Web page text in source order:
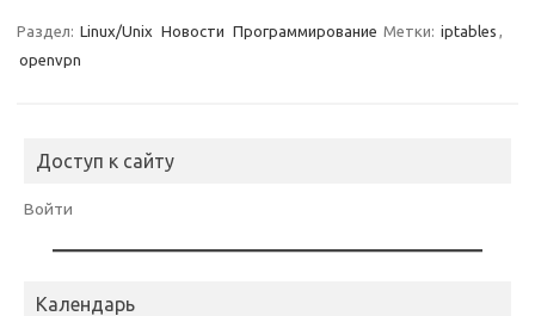
Раздел: Linux/Unix Новости Программирование Метки: iptables ,
openvpn
Доступ к сайту
Войти
Календарь